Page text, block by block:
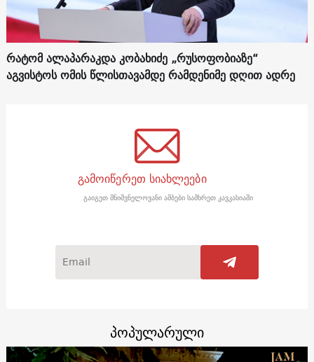
რატომ ალაპარაკდა კობახიძე „რუსოფობიაზე“
აგვისტოს ომის წლისთავამდე რამდენიმე დღით ადრე
გამოიწერეთ სიახლეები
გაიგეთ მნიშვნელოვანი ამბები სამხრეთ კავკასიაში
პოპულარული